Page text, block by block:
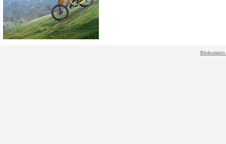
Biolovision